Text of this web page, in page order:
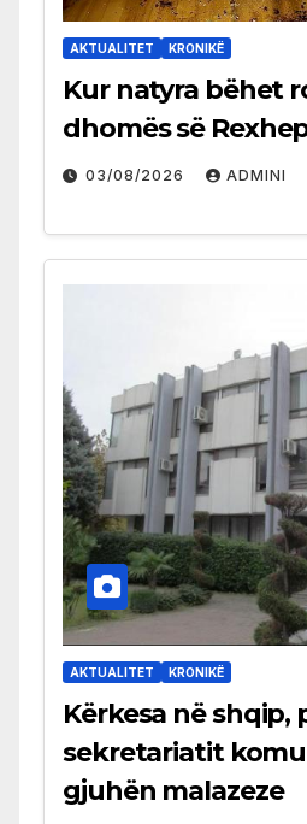
AKTUALITET KRONIKË
Kur natyra bëhet
dhomës së
03/08/2026 ADMINI
AKTUALITET KRONIKË
Kërkesa në shqip,
sekretariatit
gjuhën malazeze